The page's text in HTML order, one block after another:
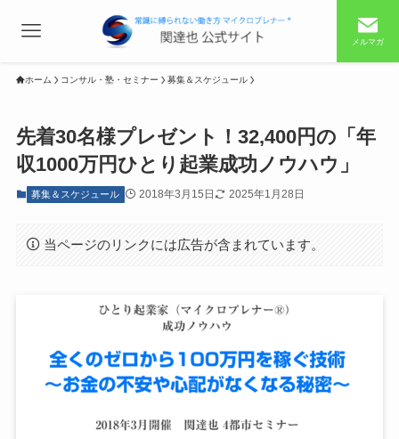
メルマガ
ホーム コンサル・塾・セミナー 募集＆スケジュール
先着30名様プレゼント！32,400円の「年
収1000万円ひとり起業成功ノウハウ」
募集＆スケジュール 2018年3月15日 2025年1月28日
当ページのリンクには広告が含まれています。